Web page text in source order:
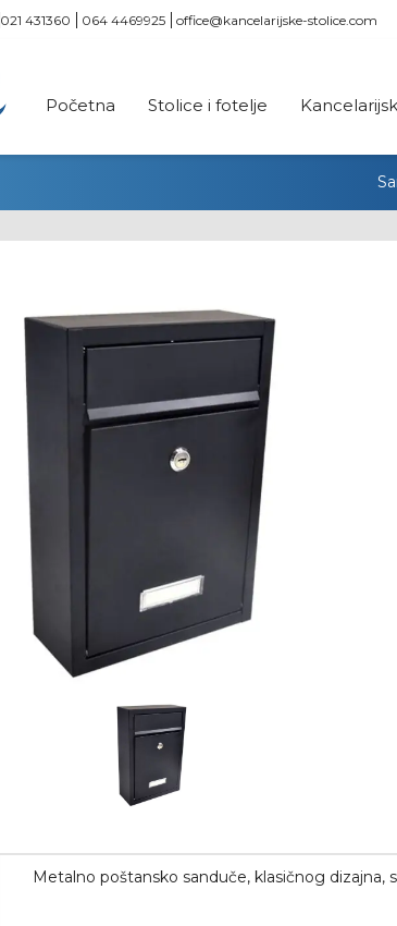
021 431360 064 4469925 office@kancelarijske-stolice.com
Početna Stolice i fotelje
Metalno poštansko sanduče, klasičnog dizajna,